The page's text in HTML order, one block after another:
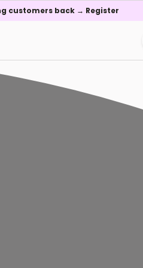
customers back → Register